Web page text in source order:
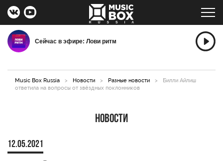
Сейчас в эфире: Лови ритм
Music Box Russia > Новости > Разные новости >
Билли Айлиш
ответила на вопросы от звёздных поклонников
Новости
12.05.2021